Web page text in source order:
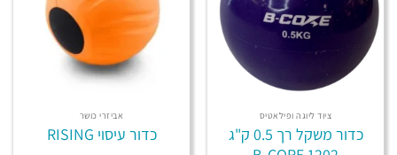
ציוד ליוגה ופילאטיס
כדור משקל רך 0.5 ק"ג
אביזרי כושר
כדור עיסוי RISING